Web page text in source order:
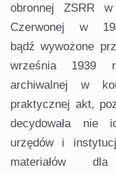
obronnej ZSRR
Czerwonej w
bądź wywożone
września 1939
archiwalnej w
praktycznej akt,
decydowała nie
urzędów i
materiałów